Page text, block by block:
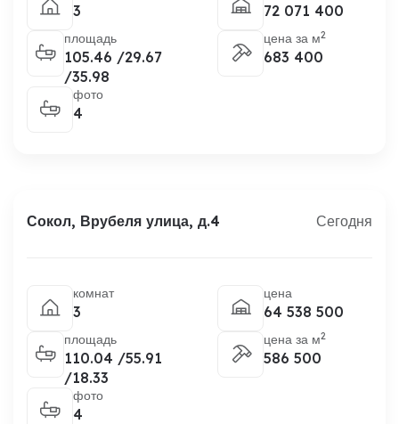
3
площадь
105.46 /29.67
/35.98
72 071 400
цена за м2
683 400
фото
4
Сокол, Врубеля улица, д.4 Сегодня
комнат
3
площадь
110.04 /55.91
/18.33
цена
64 538 500
цена за м2
586 500
фото
4